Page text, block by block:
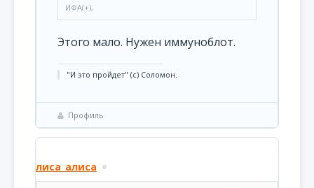
ИФА(+),
Этого мало. Нужен иммуноблот.
"И это пройдет" (с) Соломон.
Профиль
лиса_алиса